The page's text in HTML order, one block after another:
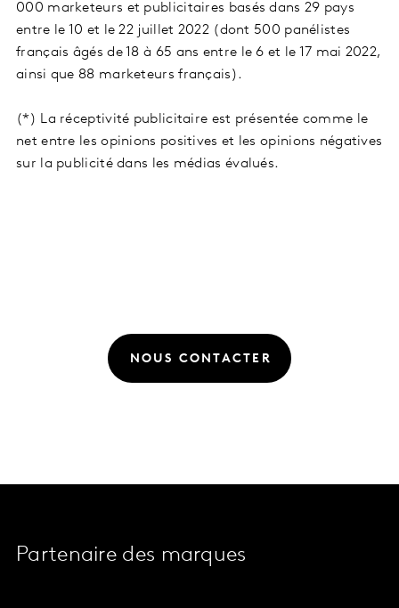
000 marketeurs et publicitaires basés dans 29 pays
entre le 10 et le 22 juillet 2022 (dont 500 panélistes
français âgés de 18 à 65 ans entre le 6 et le 17 mai 2022,
ainsi que 88 marketeurs français).
(*) La réceptivité publicitaire est présentée comme le
net entre les opinions positives et les opinions négatives
sur la publicité dans les médias évalués.
NOUS CONTACTER
Partenaire des marques